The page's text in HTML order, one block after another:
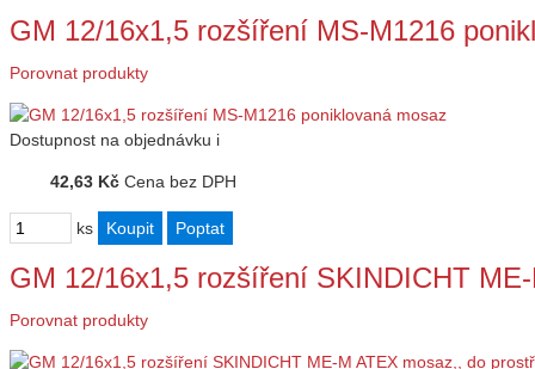
GM 12/16x1,5 rozšíření MS-M1216
Porovnat produkty
Dostupnost na objednávku i
42,63 Kč Cena bez DPH
ks
GM 12/16x1,5 rozšíření SKINDICHT
Porovnat produkty